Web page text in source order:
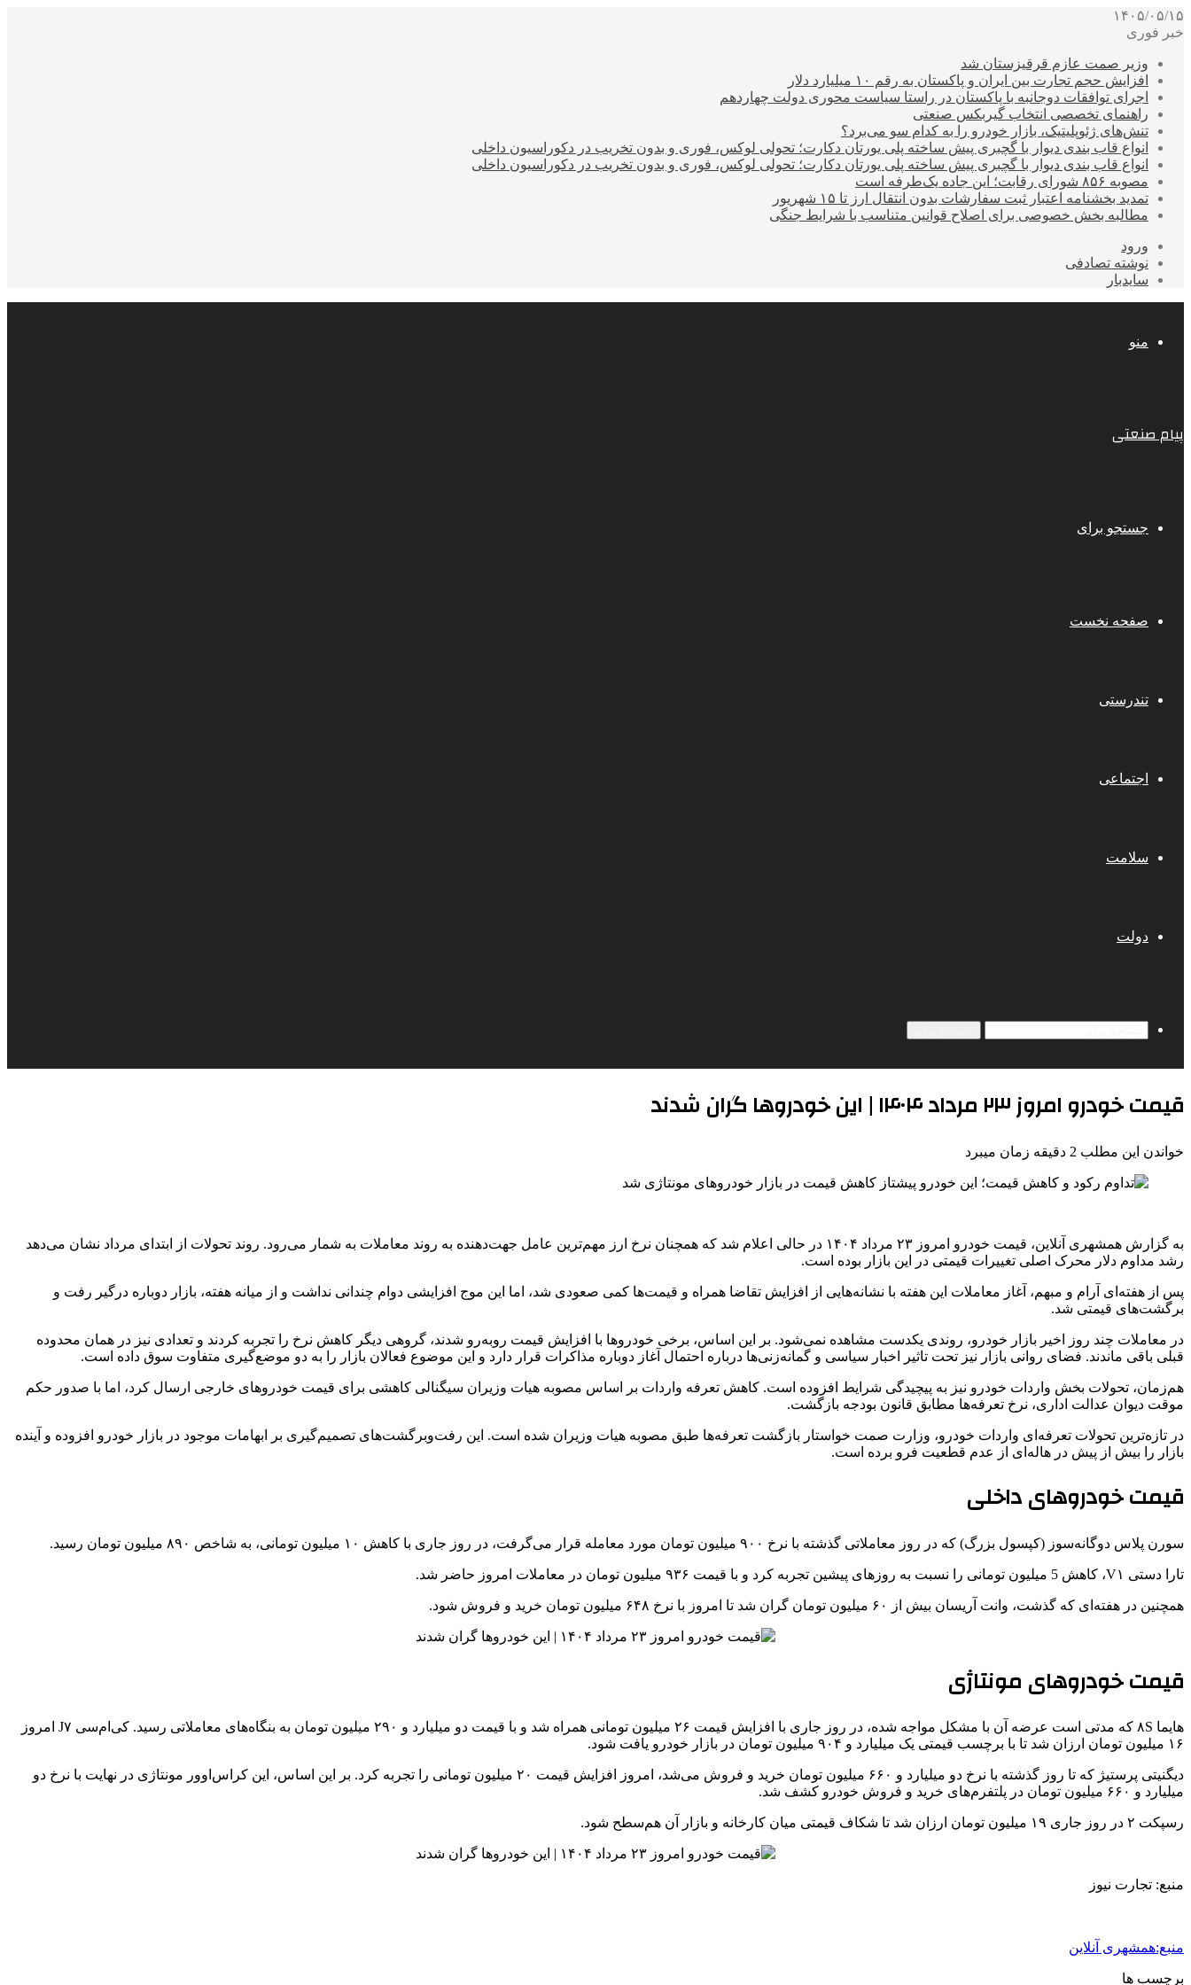
۱۴۰۵/۰۵/۱۵
خبر فوری
وزیر صمت عازم قرقیزستان شد
افزایش حجم تجارت بین ایران و پاکستان به رقم ۱۰ میلیارد دلار
اجرای توافقات دوجانبه با پاکستان در راستا سیاست محوری دولت چهاردهم
راهنمای تخصصی انتخاب گیربکس صنعتی
تنش‌های ژئوپلیتیک، بازار خودرو را به کدام سو می‌برد؟
انواع قاب بندی دیوار با گچبری پیش ساخته پلی یورتان دکارت؛ تحولی لوکس، فوری و بدون تخریب در دکوراسیون داخلی
انواع قاب بندی دیوار با گچبری پیش ساخته پلی یورتان دکارت؛ تحولی لوکس، فوری و بدون تخریب در دکوراسیون داخلی
مصوبه ۸۵۶ شورای رقابت؛ این جاده یک‌طرفه است
تمدید بخشنامه اعتبار ثبت سفارشات بدون انتقال ارز تا ۱۵ شهریور
مطالبه بخش خصوصی برای اصلاح قوانین متناسب با شرایط جنگی
ورود
نوشته تصادفی
سایدبار
منو
پیام صنعتی
جستجو برای
صفحه نخست
تندرستی
اجتماعی
سلامت
دولت
قیمت خودرو امروز ۲۳ مرداد ۱۴۰۴ | این خودروها گران شدند
خواندن این مطلب 2 دقیقه زمان میبرد
به گزارش همشهری آنلاین، قیمت خودرو امروز ۲۳ مرداد ۱۴۰۴ در حالی اعلام شد که همچنان نرخ ارز مهم‌ترین عامل جهت‌دهنده به روند معاملات به شمار می‌رود. روند تحولات از ابتدای مرداد نشان می‌دهد
رشد مداوم دلار محرک اصلی تغییرات قیمتی در این بازار بوده است.
پس از هفته‌ای آرام و مبهم، آغاز معاملات این هفته با نشانه‌هایی از افزایش تقاضا همراه و قیمت‌ها کمی صعودی شد، اما این موج افزایشی دوام چندانی نداشت و از میانه هفته، بازار دوباره درگیر رفت‌ و
برگشت‌های قیمتی شد.
در معاملات چند روز اخیر بازار خودرو، روندی یکدست مشاهده نمی‌شود. بر این اساس، برخی خودروها با افزایش قیمت روبه‌رو شدند، گروهی دیگر کاهش نرخ را تجربه کردند و تعدادی نیز در همان محدوده
قبلی باقی ماندند. فضای روانی بازار نیز تحت تاثیر اخبار سیاسی و گمانه‌زنی‌ها درباره احتمال آغاز دوباره مذاکرات قرار دارد و این موضوع فعالان بازار را به دو موضع‌گیری متفاوت سوق داده است.
هم‌زمان، تحولات بخش واردات خودرو نیز به پیچیدگی شرایط افزوده است. کاهش تعرفه واردات بر اساس مصوبه هیات وزیران سیگنالی کاهشی برای قیمت خودروهای خارجی ارسال کرد، اما با صدور حکم
موقت دیوان عدالت اداری، نرخ تعرفه‌ها مطابق قانون بودجه بازگشت.
در تازه‌ترین تحولات تعرفه‌ای واردات خودرو، وزارت صمت خواستار بازگشت تعرفه‌ها طبق مصوبه هیات وزیران شده است. این رفت‌وبرگشت‌های تصمیم‌گیری بر ابهامات موجود در بازار خودرو افزوده و آینده
بازار را بیش از پیش در هاله‌ای از عدم قطعیت فرو برده است.
قیمت خودروهای داخلی
سورن پلاس دوگانه‌سوز (کپسول بزرگ) که در روز معاملاتی گذشته با نرخ ۹۰۰ میلیون تومان مورد معامله قرار می‌گرفت، در روز جاری با کاهش ۱۰ میلیون تومانی، به شاخص ۸۹۰ میلیون تومان رسید.
تارا دستی V۱، کاهش 5 میلیون تومانی را نسبت به روزهای پیشین تجربه کرد و با قیمت ۹۳۶ میلیون تومان در معاملات امروز حاضر شد.
همچنین در هفته‌ای که گذشت، وانت آریسان بیش از ۶۰ میلیون تومان گران شد تا امروز با نرخ ۶۴۸ میلیون تومان خرید و فروش شود.
قیمت خودروهای مونتاژی
هایما ۸S که مدتی است عرضه آن با مشکل مواجه شده، در روز جاری با افزایش قیمت ۲۶ میلیون تومانی همراه شد و با قیمت دو میلیارد و ۲۹۰ میلیون تومان به بنگاه‌های معاملاتی رسید. کی‌ام‌سی J۷ امروز
۱۶ میلیون تومان ارزان شد تا با برچسب قیمتی یک میلیارد و ۹۰۴ میلیون تومان در بازار خودرو یافت شود.
دیگنیتی پرستیژ که تا روز گذشته با نرخ دو میلیارد و ۶۶۰ میلیون تومان خرید و فروش می‌شد، امروز افزایش قیمت ۲۰ میلیون تومانی را تجربه کرد. بر این اساس، این کراس‌اوور مونتاژی در نهایت با نرخ دو
میلیارد و ۶۶۰ میلیون تومان در پلتفرم‌های خرید و فروش خودرو کشف شد.
رسپکت ۲ در روز جاری ۱۹ میلیون تومان ارزان شد تا شکاف قیمتی میان کارخانه و بازار آن هم‌سطح شود.
منبع: تجارت نیوز
منبع:همشهری آنلاین
برچسب ها